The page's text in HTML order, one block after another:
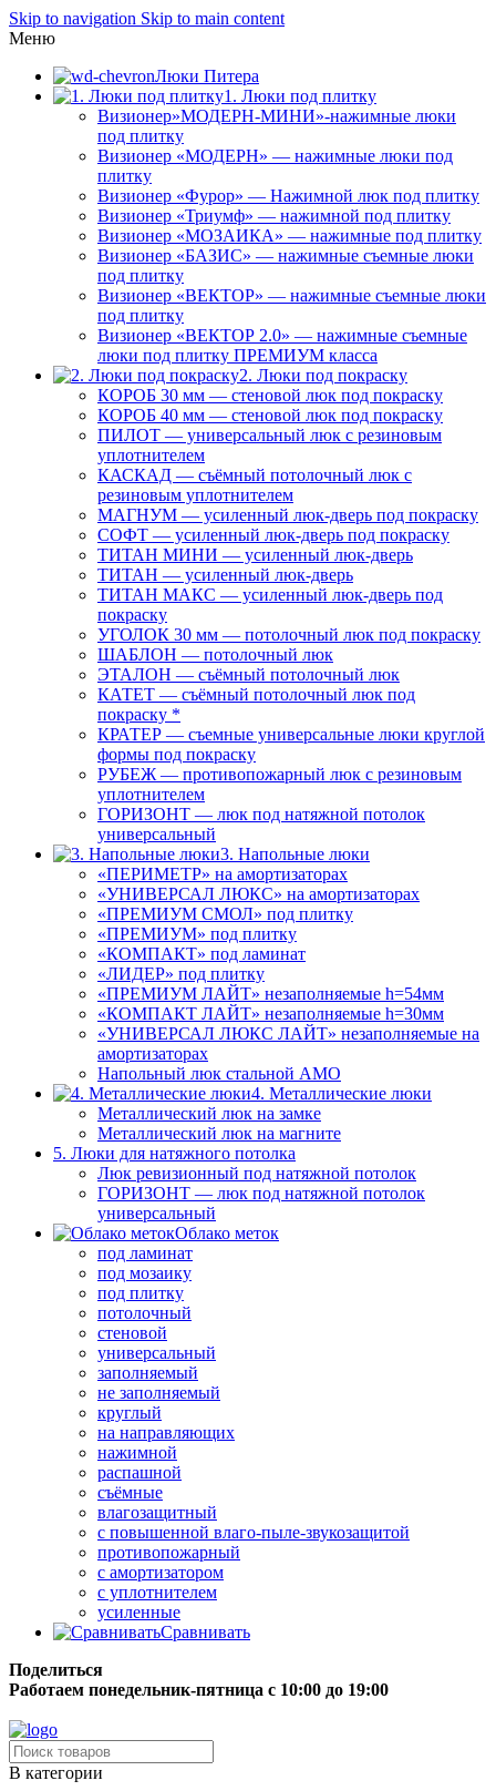
Skip to navigation Skip to main content
Меню
Люки Питера
1. Люки под плитку
Визионер»МОДЕРН-МИНИ»-нажимные люки
под плитку
Визионер «МОДЕРН» — нажимные люки под
плитку
Визионер «Фурор» — Нажимной люк под плитку
Визионер «Триумф» — нажимной под плитку
Визионер «МОЗАИКА» — нажимные под плитку
Визионер «БАЗИС» — нажимные съемные люки
под плитку
Визионер «ВЕКТОР» — нажимные съемные люки
под плитку
Визионер «ВЕКТОР 2.0» — нажимные съемные
люки под плитку ПРЕМИУМ класса
2. Люки под покраску
КОРОБ 30 мм — стеновой люк под покраску
КОРОБ 40 мм — стеновой люк под покраску
ПИЛОТ — универсальный люк с резиновым
уплотнителем
КАСКАД — съёмный потолочный люк с
резиновым уплотнителем
МАГНУМ — усиленный люк-дверь под покраску
СОФТ — усиленный люк-дверь под покраску
ТИТАН МИНИ — усиленный люк-дверь
ТИТАН — усиленный люк-дверь
ТИТАН МАКС — усиленный люк-дверь под
покраску
УГОЛОК 30 мм — потолочный люк под покраску
ШАБЛОН — потолочный люк
ЭТАЛОН — съёмный потолочный люк
КАТЕТ — съёмный потолочный люк под
покраску *
КРАТЕР — съемные универсальные люки круглой
формы под покраску
РУБЕЖ — противопожарный люк с резиновым
уплотнителем
ГОРИЗОНТ — люк под натяжной потолок
универсальный
3. Напольные люки
«ПЕРИМЕТР» на амортизаторах
«УНИВЕРСАЛ ЛЮКС» на амортизаторах
«ПРЕМИУМ СМОЛ» под плитку
«ПРЕМИУМ» под плитку
«КОМПАКТ» под ламинат
«ЛИДЕР» под плитку
«ПРЕМИУМ ЛАЙТ» незаполняемые h=54мм
«КОМПАКТ ЛАЙТ» незаполняемые h=30мм
«УНИВЕРСАЛ ЛЮКС ЛАЙТ» незаполняемые на
амортизаторах
Напольный люк стальной АМО
4. Металлические люки
Металлический люк на замке
Металлический люк на магните
5. Люки для натяжного потолка
Люк ревизионный под натяжной потолок
ГОРИЗОНТ — люк под натяжной потолок
универсальный
Облако меток
под ламинат
под мозаику
под плитку
потолочный
стеновой
универсальный
заполняемый
не заполняемый
круглый
на направляющих
нажимной
распашной
съёмные
влагозащитный
с повышенной влаго-пыле-звукозащитой
противопожарный
с амортизатором
с уплотнителем
усиленные
Сравнивать
Поделиться
Работаем понедельник-пятница с 10:00 до 19:00
В категории